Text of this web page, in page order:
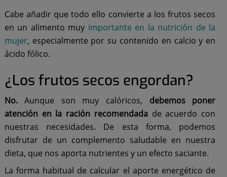
Cabe añadir que todo ello convierte a los frutos secos
en un alimento muy importante en la nutrición de la
mujer, especialmente por su contenido en calcio y en
ácido fólico.
¿Los frutos secos engordan?
No.Aunque son muy calóricos, debemos poner
atención en la ración recomendadade acuerdo con
nuestras necesidades. De esta forma, podemos
disfrutar de un complemento saludable en nuestra
dieta, que nos aporta nutrientes y un efecto saciante.
La forma habitual de calcular el aporte energético de